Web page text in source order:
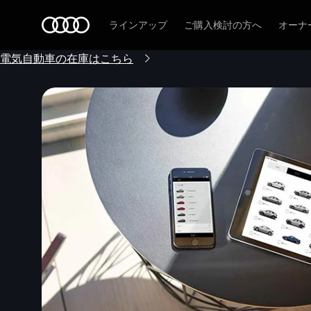
ラインアップ ご購入検討の方へ オーナ
電気自動車の在庫はこちら